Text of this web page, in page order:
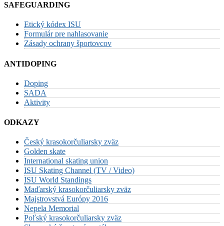
SAFEGUARDING
Etický kódex ISU
Formulár pre nahlasovanie
Zásady ochrany športovcov
ANTIDOPING
Doping
SADA
Aktivity
ODKAZY
Český krasokorčuliarsky zväz
Golden skate
International skating union
ISU Skating Channel (TV / Video)
ISU World Standings
Maďarský krasokorčuliarsky zväz
Majstrovstvá Európy 2016
Nepela Memorial
Poľský krasokorčuliarsky zväz